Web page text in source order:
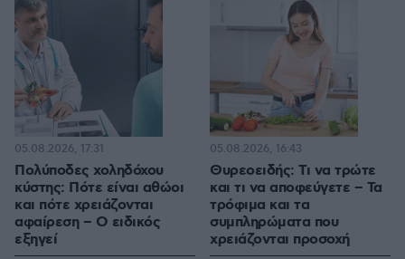
Πολύποδες χοληδόχου
κύστης: Πότε είναι αθώοι
και πότε χρειάζονται
αφαίρεση – Ο ειδικός
εξηγεί
05.08.2026, 17:31
Θυρεοειδής: Τι να τρώτε
και τι να αποφεύγετε – Τα
τρόφιμα και τα
συμπληρώματα που
χρειάζονται προσοχή
05.08.2026, 16:43